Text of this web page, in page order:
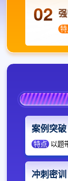
02
案例突破
特点 以题
冲刺密训